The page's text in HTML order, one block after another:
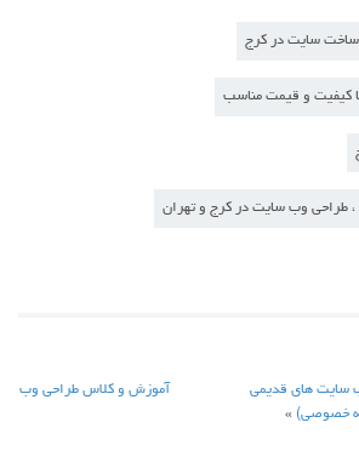
ساخت سایت در کرج
کیفیت و قیمت مناسب
طراحی وب سایت در کرج و تهران
سایت های قدیمی
آموزش و کلاس طراحی وب
خصوصی) »